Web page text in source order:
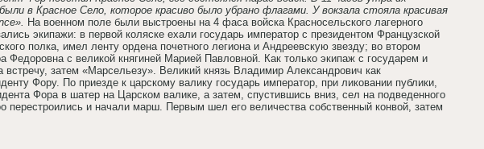
в Красное Село, которое красиво было убрано флагами. У вокзала стояла красивая
На военном поле были выстроены на 4 фаса войска Красносельского лагерного
экипажи: в первой коляске ехали государь император с президентом Французской
полка, имел ленту ордена почетного легиона и Андреевскую звезду; во втором
с великой княгиней Марией Павловной. Как только экипаж с государем и
затем «Марсельезу». Великий князь Владимир Александрович как
Фору. По приездe к царскому валику государь император, при ликовании публики,
Фора в шатер на Царском валике, а затем, спустившись вниз, сел на подведенного
и начали марш. Первым шел его величества собственный конвой, затем